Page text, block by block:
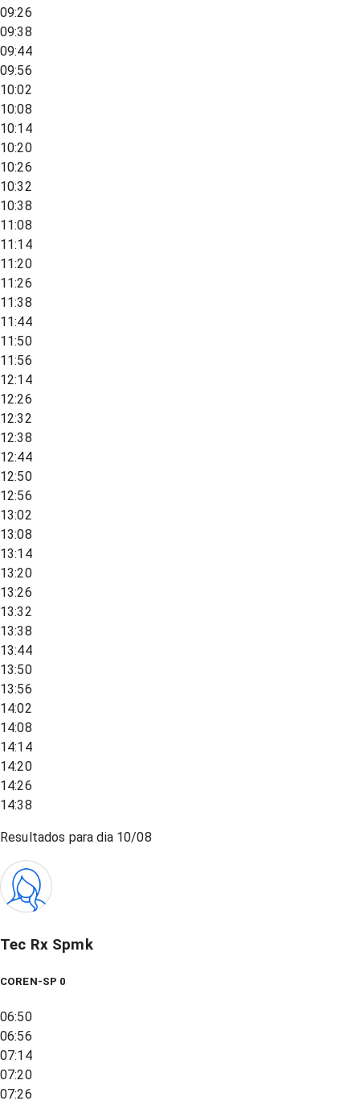
09:26
09:38
09:44
09:56
10:02
10:08
10:14
10:20
10:26
10:32
10:38
11:08
11:14
11:20
11:26
11:38
11:44
11:50
11:56
12:14
12:26
12:32
12:38
12:44
12:50
12:56
13:02
13:08
13:14
13:20
13:26
13:32
13:38
13:44
13:50
13:56
14:02
14:08
14:14
14:20
14:26
14:38
Resultados para dia 10/08
Tec Rx Spmk
COREN-SP 0
06:50
06:56
07:14
07:20
07:26